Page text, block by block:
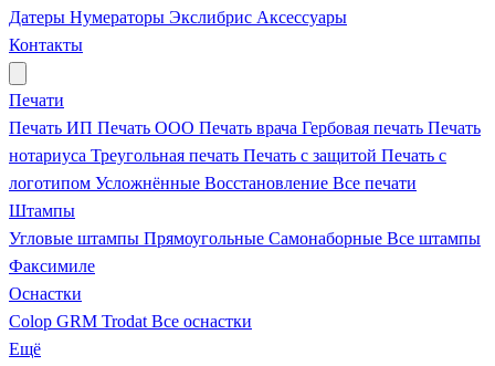
Датеры Нумераторы Экслибрис Аксессуары
Контакты
Печати
Печать ИП Печать ООО Печать врача Гербовая печать Печать
нотариуса Треугольная печать Печать с защитой Печать с
логотипом Усложнённые Восстановление Все печати
Штампы
Угловые штампы Прямоугольные Самонаборные Все штампы
Факсимиле
Оснастки
Colop GRM Trodat Все оснастки
Ещё